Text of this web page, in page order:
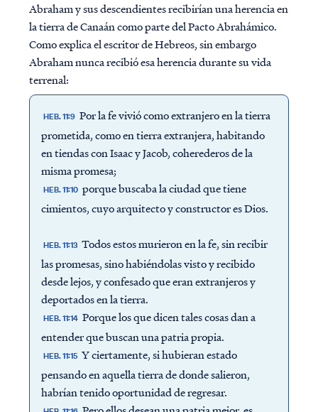
Abraham y sus descendientes recibirían una herencia en
la tierra de Canaán como parte del Pacto Abrahámico.
Como explica el escritor de Hebreos, sin embargo
Abraham nunca recibió esa herencia durante su vida
terrenal:
HEB. 11:9 Por la fe vivió como extranjero en la tierra
prometida, como en tierra extranjera, habitando
en tiendas con Isaac y Jacob, coherederos de la
misma promesa;
HEB. 11:10 porque buscaba la ciudad que tiene
cimientos, cuyo arquitecto y constructor es Dios.
HEB. 11:13 Todos estos murieron en la fe, sin recibir
las promesas, sino habiéndolas visto y recibido
desde lejos, y confesado que eran extranjeros y
deportados en la tierra.
HEB. 11:14 Porque los que dicen tales cosas dan a
entender que buscan una patria propia.
HEB. 11:15 Y ciertamente, si hubieran estado
pensando en aquella tierra de donde salieron,
habrían tenido oportunidad de regresar.